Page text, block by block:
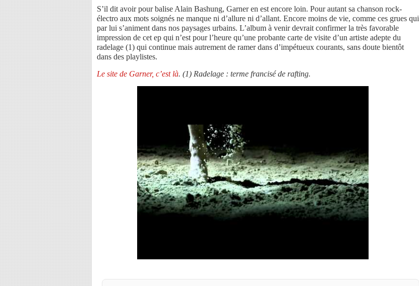
S’il dit avoir pour balise Alain Bashung, Garner en est encore loin. Pour autant sa chanson rock-
électro aux mots soignés ne manque ni d’allure ni d’allant. Encore moins de vie, comme ces grues qui
par lui s’animent dans nos paysages urbains. L’album à venir devrait confirmer la très favorable
impression de cet ep qui n’est pour l’heure qu’une probante carte de visite d’un artiste adepte du
radelage (1) qui continue mais autrement de ramer dans d’impétueux courants, sans doute bientôt
dans des playlistes.
Le site de Garner, c’est là. (1) Radelage : terme francisé de rafting.